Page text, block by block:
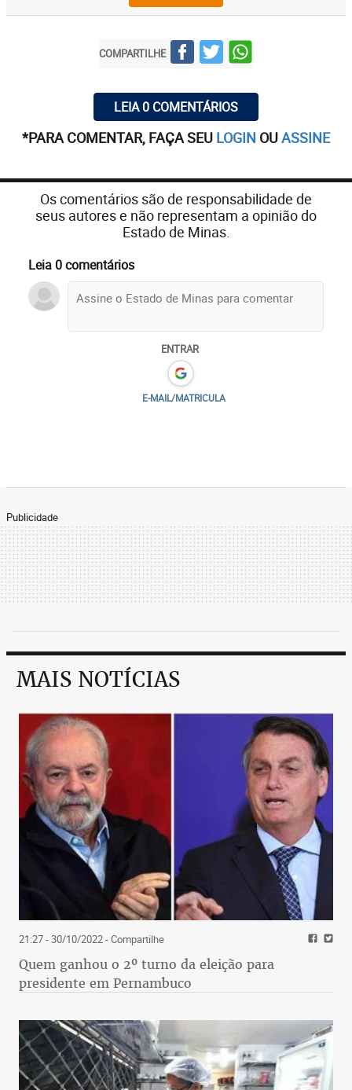
COMPARTILHE
LEIA 0 COMENTÁRIOS
*PARA COMENTAR, FAÇA SEU LOGIN OUASSINE
Os comentários são de responsabilidade de
seus autores e não representam a opinião do
Estado de Minas.
Leia 0 comentários
ENTRAR
E-MAIL/MATRICULA
Publicidade
MAIS NOTÍCIAS
21:27 - 30/10/2022- Compartilhe
Quem ganhou o 2º turno da eleição para
presidente em Pernambuco